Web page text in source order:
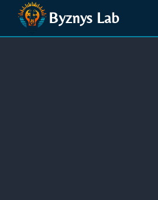
Přeskočit
obsah
Byznys Lab